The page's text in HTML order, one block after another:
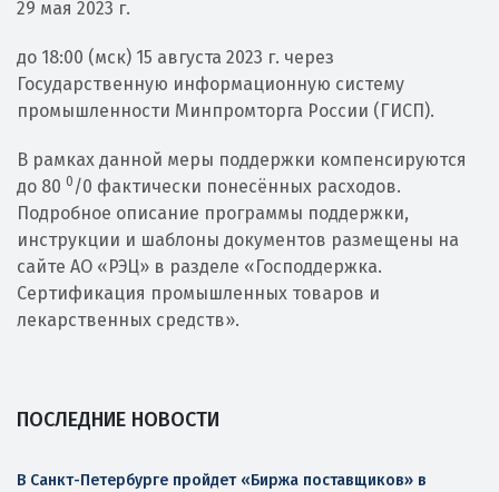
29 мая 2023 г.
до 18:00 (мск) 15 августа 2023 г. через
Государственную информационную систему
промышленности Минпромторга России (ГИСП).
В рамках данной меры поддержки компенсируются
до 80 0 /0 фактически понесённых расходов.
Подробное описание программы поддержки,
инструкции и шаблоны документов размещены на
сайте АО «РЭЦ» в разделе «Господдержка.
Сертификация промышленных товаров и
лекарственных средств».
ПОСЛЕДНИЕ НОВОСТИ
В Санкт-Петербурге пройдет «Биржа поставщиков» в